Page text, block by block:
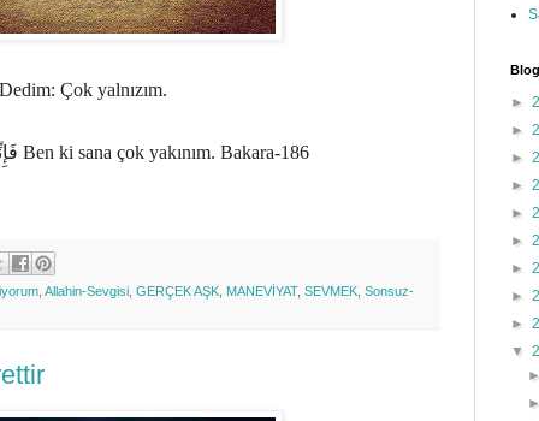
Dedim: Çok yalnızım.
Ben ki sana çok yakınım. Bakara-186
Allahin-Sevgisi GERÇEK AŞK MANEVİYAT, SEVMEK Sonsuz-
►
►
►
►
►
►
►
►
►
▼